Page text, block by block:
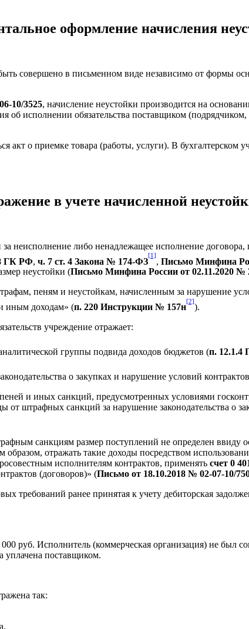
оформление начисления
совершено в письменном виде независимо от формы
3525, начисление неустойки производится на
исполнении обязательства поставщиком
акт о приемке товара (работы, услуги). В бухгалтерском
в учете начисленной
неисполнение либо ненадлежащее исполнение
ГК РФ ч. 7 ст. 4 Закона № 174‑ФЗ
[1]
Письмо Минфина
неустойки (Письмо Минфина России от 02.11.2020 №
пеням и неустойкам, начисленным за нарушение
иным доходам» (п. 220 Инструкции № 157н
[2]
).
учреждение отражает:
группы подвида доходов бюджетов (п. 12.1.4
о закупках и нарушение условий
и иных санкций, предусмотренных условиями
от штрафных санкций за нарушение законодательства о
санкциям размер поступлений не определен ввиду
отражать такие доходы посредством
исполнителям контрактов, применять счет 0
(договоров)» (Письмо от 18.10.2018 № 02‑07‑10/
требований ранее принятая к учету дебиторская
руб. Исполнитель (коммерческая организация) не был
уплачена поставщиком.
так: